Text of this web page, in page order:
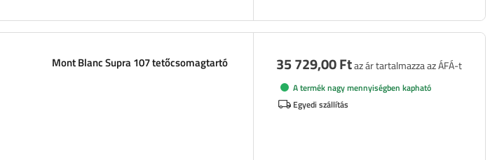
Mont Blanc Supra 107 tetőcsomagtartó 35 729,00 Ftaz ár tartalmazza az ÁFÁ-t
A termék nagy mennyiségben kapható
Egyedi szállítás